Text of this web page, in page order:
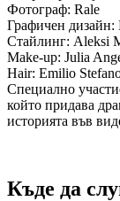
Фотограф: Rale
Графичен дизайн:
Стайлинг: Aleksi
Make-up: Julia
Hair: Emilio
Специално
който придава
историята във
Къде да